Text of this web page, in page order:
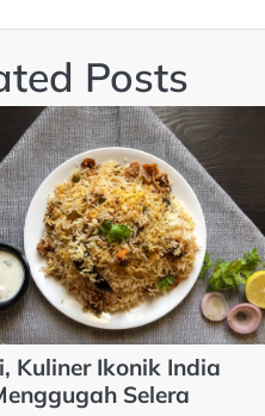
Posts
Kuliner Ikonik India
Selera